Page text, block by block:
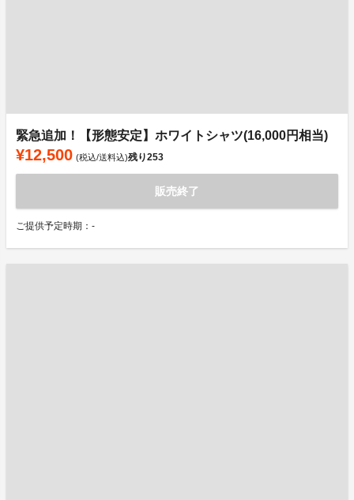
緊急追加！【形態安定】ホワイトシャツ(16,000円相当)
¥12,500 (税込/送料込)残り253
販売終了
ご提供予定時期：-